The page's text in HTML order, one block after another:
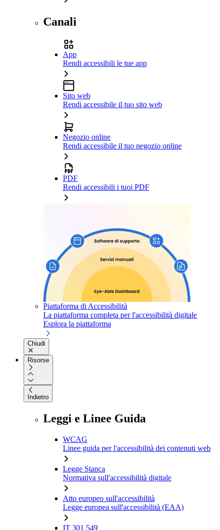
Canali
App
Rendi accessibili le tue app
Sito web
Rendi accessibile il tuo sito web
Negozio online
Rendi accessibile il tuo negozio online
PDF
Rendi accessibili i tuoi PDF
Piattaforma di Accessibilità
La piattaforma completa per l'accessibilità digitale
Esplora la piattaforma
Chiudi
Risorse
Indietro
Leggi e Linee Guida
WCAG
Linee guida per l'accessibilità dei contenuti web
Legge Stanca
Normativa sull'accessibilità digitale
Atto europeo sull'accessibilità
Legge europea sull'accessibilità (EAA)
IT 301 549